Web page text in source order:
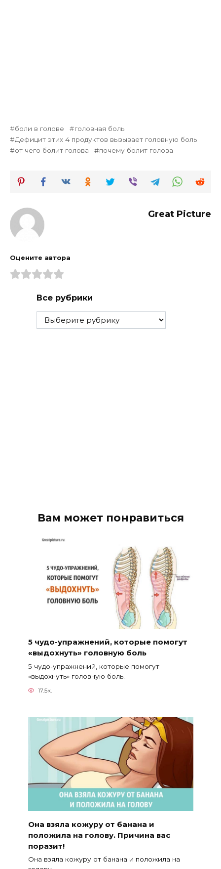
боли в голове
головная боль
Дефицит этих 4 продуктов вызывает головную боль
от чего болит голова
почему болит голова
Great Picture
Оцените автора
Все рубрики
Все
рубрики
Вам может понравиться
5 чудо-упражнений, которые помогут
«выдохнуть» головную боль
5 чудо-упражнений, которые помогут
«выдохнуть» головную боль.
17.5к.
Она взяла кожуру от банана и
положила на голову. Причина вас
поразит!
Она взяла кожуру от банана и положила на